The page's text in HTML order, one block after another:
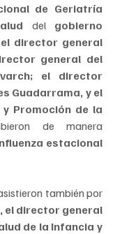
de Geriatría
del gobierno
el director general
general del
el director
Guadarrama, y el
Promoción de la
de manera
estacional
también por
el director general
de la Infancia y